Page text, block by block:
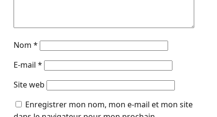
Nom *
E-mail *
Site web
Enregistrer mon nom, mon e-mail et mon site